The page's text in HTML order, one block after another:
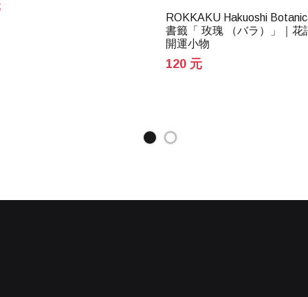
ROKKAKU Hakuoshi
書籤「 玫瑰 （バラ）」｜花
開運小物
120 元